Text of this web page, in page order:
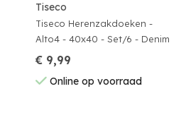
Tiseco
Tiseco Herenzakdoeken -
Alto4 - 40x40 - Set/6 - Denim
€ 9,99
Online op voorraad